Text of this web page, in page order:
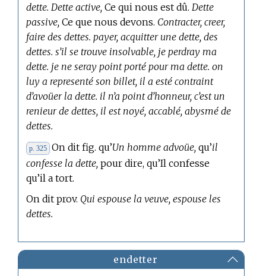
dette. Dette active, Ce qui nous est dû.Dette
passive, Ce que nous devons. Contracter, creer,
faire des dettes. payer, acquitter une dette, des
dettes. s’il se trouve insolvable, je perdray ma
dette. je ne seray point porté pour ma dette. on
luy a representé son billet, il a esté contraint
d’avoüer la dette. il n’a point d’honneur, c’est un
renieur de dettes, il est noyé, accablé, abysmé de
dettes.
p. 325 On dit fig. qu’Un homme advoüe, qu’il
confesse la dette, pour dire, qu’Il confesse
qu’il a tort.
On dit prov. Qui espouse la veuve, espouse les
dettes.
endetter